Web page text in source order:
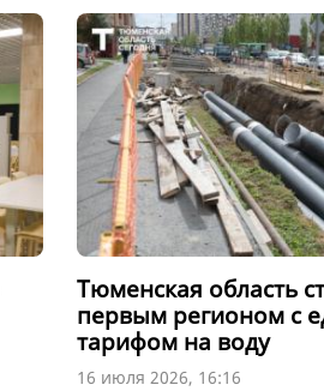
Тюменская область
первым регионом с
тарифом на воду
16 июля 2026, 16:16